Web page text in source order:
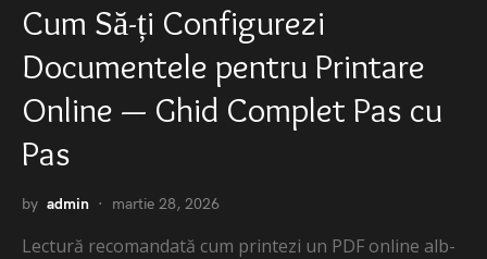
Cum Să-ți Configurezi
Documentele pentru Printare
Online — Ghid Complet Pas cu
Pas
by admin martie 28, 2026
Lectură recomandată cum printezi un PDF online alb-